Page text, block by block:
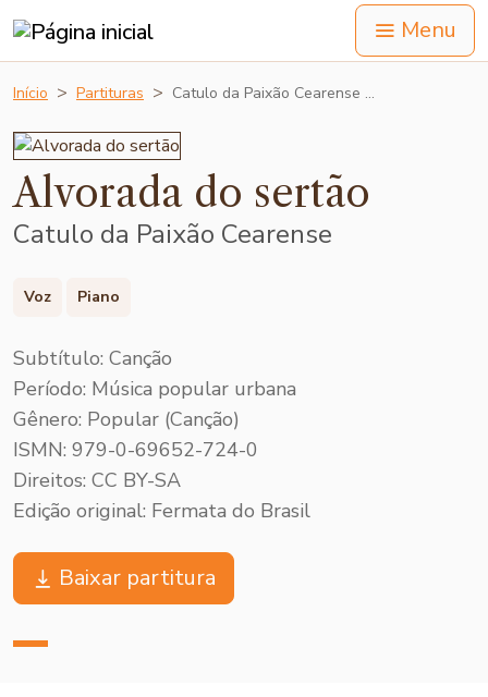
Menu
Início Partituras Catulo da Paixão Cearense …
Alvorada do sertão
Catulo da Paixão Cearense
Voz Piano
Subtítulo: Canção
Período: Música popular urbana
Gênero: Popular (Canção)
ISMN: 979-0-69652-724-0
Direitos: CC BY-SA
Edição original: Fermata do Brasil
Baixar partitura